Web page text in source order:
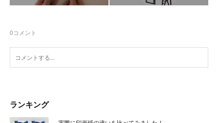
0コメント
ランキング